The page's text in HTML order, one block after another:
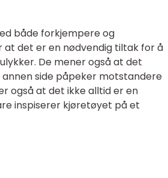
både forkjempere og
det er en nødvendig tiltak for å
De mener også at det
side påpeker motstandere
også at det ikke alltid er en
inspiserer kjøretøyet på et